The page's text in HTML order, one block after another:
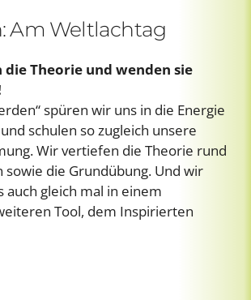
Am Weltlachtag
Theorie und wenden sie
spüren wir uns in die Energie
schulen so zugleich unsere
Wir vertiefen die Theorie rund
sowie die Grundübung. Und wir
auch gleich mal in einem
Tool, dem Inspirierten